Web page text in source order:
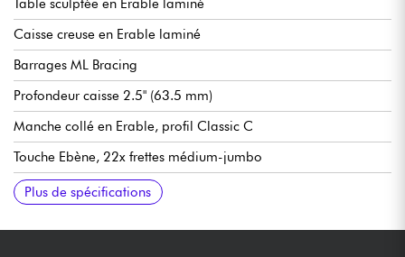
Table sculptée en Erable laminé
Caisse creuse en Erable laminé
Barrages ML Bracing
Profondeur caisse 2.5" (63.5 mm)
Manche collé en Erable, profil Classic C
Touche Ebène, 22x frettes médium-jumbo
Diapason 25.5" (648 mm)
Radius 12" (305 mm)
Largeur manche 1e frette 1.6875" (42.86 mm)
Micros double-bobinage Gretsch Hi-Fidelity Filter’Tron
Circuit treble bleed circuit (pour conserver une clarté optimale
lorsque l'on joue avec le potentiomètre de volume)
Volume 1. (Neck Pickup)
Volume 2. (Bridge Pickup)
Master Volume w/ Treble Bleed
Master Tone
Sélecteur 3x positions
Chevalet Gretsch Adjusto-Matic
Cordier vibrato Bigsby B60 V-Cutout vibrato tailpiece
Mécaniques Gretsch Vintage-Style Open-Back
Finition nitrocellulose brillant
Vendue avec étui Gretsch Deluxe Hardshell Case
Plus de spécifications